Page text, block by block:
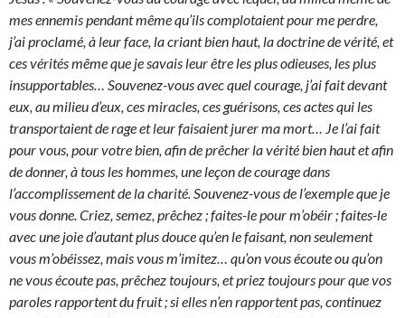
mes ennemis pendant même qu’ils complotaient pour me perdre,
j’ai proclamé, à leur face, la criant bien haut, la doctrine de vérité, et
ces vérités même que je savais leur être les plus odieuses, les plus
insupportables… Souvenez-vous avec quel courage, j’ai fait devant
eux, au milieu d’eux, ces miracles, ces guérisons, ces actes qui les
transportaient de rage et leur faisaient jurer ma mort… Je l’ai fait
pour vous, pour votre bien, afin de prêcher la vérité bien haut et afin
de donner, à tous les hommes, une leçon de courage dans
l’accomplissement de la charité. Souvenez-vous de l’exemple que je
vous donne. Criez, semez, prêchez ; faites-le pour m’obéir ; faites-le
avec une joie d’autant plus douce qu’en le faisant, non seulement
vous m’obéissez, mais vous m’imitez… qu’on vous écoute ou qu’on
ne vous écoute pas, prêchez toujours, et priez toujours pour que vos
paroles rapportent du fruit ; si elles n’en rapportent pas, continuez